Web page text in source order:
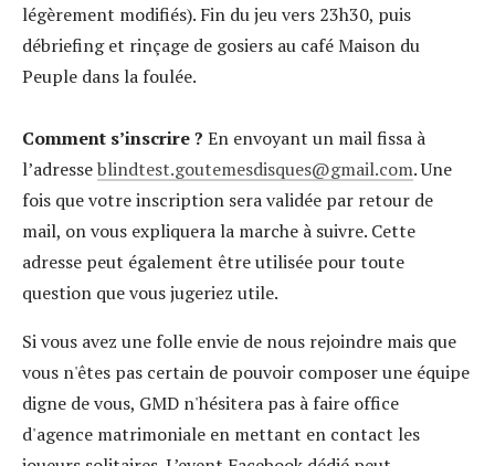
légèrement modifiés). Fin du jeu vers 23h30, puis
débriefing et rinçage de gosiers au café Maison du
Peuple dans la foulée.
Comment s’inscrire ? En envoyant un mail fissa à
l’adresseblindtest.goutemesdisques@gmail.com. Une
fois que votre inscription sera validée par retour de
mail, on vous expliquera la marche à suivre. Cette
adresse peut également être utilisée pour toute
question que vous jugeriez utile.
Si vous avez une folle envie de nous rejoindre mais que
vous n'êtes pas certain de pouvoir composer une équipe
digne de vous, GMD n'hésitera pas à faire office
d'agence matrimoniale en mettant en contact les